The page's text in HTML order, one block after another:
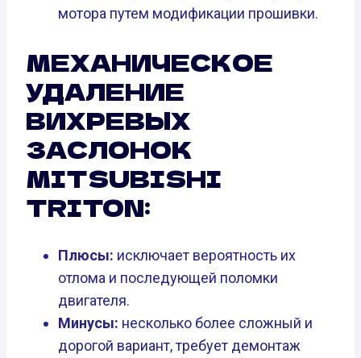
мотора путем модификации прошивки.
МЕХАНИЧЕСКОЕ
УДАЛЕНИЕ
ВИХРЕВЫХ
ЗАСЛОНОК
MITSUBISHI
TRITON:
Плюсы: исключает вероятность их
отлома и последующей поломки
двигателя.
Минусы: несколько более сложный и
дорогой вариант, требует демонтаж